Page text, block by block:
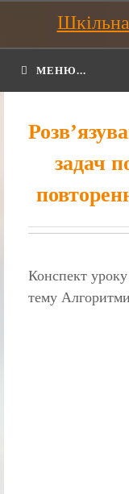
МЕНЮ...
задач
Конспект
тему